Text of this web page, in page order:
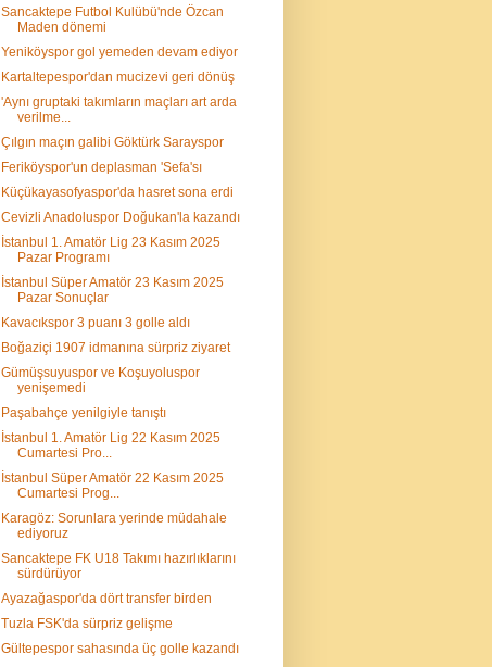
Sancaktepe Futbol Kulübü'nde Özcan
Maden dönemi
Yeniköyspor gol yemeden devam ediyor
Kartaltepespor'dan mucizevi geri dönüş
'Aynı gruptaki takımların maçları art arda
verilme...
Çılgın maçın galibi Göktürk Sarayspor
Feriköyspor'un deplasman 'Sefa'sı
Küçükayasofyaspor'da hasret sona erdi
Cevizli Anadoluspor Doğukan'la kazandı
İstanbul 1. Amatör Lig 23 Kasım 2025
Pazar Programı
İstanbul Süper Amatör 23 Kasım 2025
Pazar Sonuçlar
Kavacıkspor 3 puanı 3 golle aldı
Boğaziçi 1907 idmanına sürpriz ziyaret
Gümüşsuyuspor ve Koşuyoluspor
yenişemedi
Paşabahçe yenilgiyle tanıştı
İstanbul 1. Amatör Lig 22 Kasım 2025
Cumartesi Pro...
İstanbul Süper Amatör 22 Kasım 2025
Cumartesi Prog...
Karagöz: Sorunlara yerinde müdahale
ediyoruz
Sancaktepe FK U18 Takımı hazırlıklarını
sürdürüyor
Ayazağaspor'da dört transfer birden
Tuzla FSK'da sürpriz gelişme
Gültepespor sahasında üç golle kazandı